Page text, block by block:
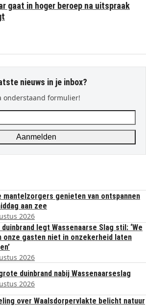
gaat in hoger beroep na uitspraak
nieuws in je inbox?
onderstaand formulier!
Aanmelden
mantelzorgers genieten van ontspannen
aan zee
2026
legt Wassenaarse Slag stil: ‘We
onze gasten niet in onzekerheid laten
2026
duinbrand nabij Wassenaarseslag
2026
over Waalsdorpervlakte belicht natuur